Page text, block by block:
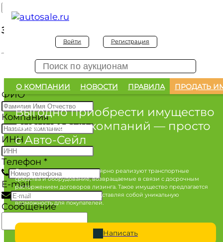
Войти Регистрация
О КОМПАНИИ НОВОСТИ ПРАВИЛА ПРОДАТЬ
Выгодно приобрести имущество
лизинговых компаний — просто
с Авто-Сейл
Лизинговые компании регулярно реализуют транспортные
средства и оборудование, возвращаемые в связи с досрочным
расторжением договоров лизинга. Такое имущество предлагается
по конкурентным ценам, представляя собой уникальную
возможность для покупателей.
Написать
Заявка на покупку
Заявка на покупку изъятого а/м
ФИО*
Компания
ИНН
Телефон *
E-mail
Сообщение